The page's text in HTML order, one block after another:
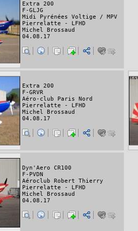
Extra 200
F-GLJG
Midi Pyrénées Voltige / MPV
Pierrelatte - LFHD
Michel Brossaud
04.08.17
Extra 200
F-GRVR
Aéro-club Paris Nord
Pierrelatte - LFHD
Michel Brossaud
04.08.17
Dyn'Aero CR100
F-PVDN
Aéroclub Robert Thierry
Pierrelatte - LFHD
Michel Brossaud
04.08.17